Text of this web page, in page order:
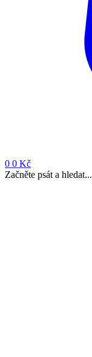
0 0 Kč
Začněte psát a hledat...